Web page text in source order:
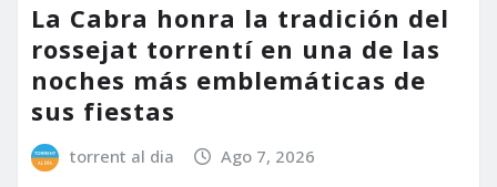
La Cabra honra la tradición del
rossejat torrentí en una de las
noches más emblemáticas de
sus fiestas
torrent al dia Ago 7, 2026